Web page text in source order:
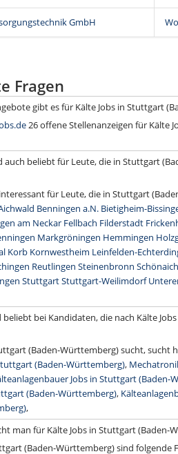
GmbH
Fragen
gibt es für Kälte Jobs in Stuttgart
26 offene Stellenanzeigen für Kälte
auch beliebt für Leute, die in Stuttgart
für Leute, die in Stuttgart
Benningen a.N. Bietigheim-
am Neckar Fellbach Filderstadt
Markgröningen Hemmingen
Korb Kornwestheim Leinfelden-
Reutlingen Steinenbronn Schönaich
StuttgartStuttgart-Weilimdorf
beliebt bei Kandidaten, die nach Kälte
(Baden-Württemberg) sucht, sucht
(Baden-Württemberg),
Jobs in Stuttgart (Baden-
(Baden-Württemberg),
,
man für Kälte Jobs in Stuttgart (Baden-
(Baden-Württemberg) sind folgende